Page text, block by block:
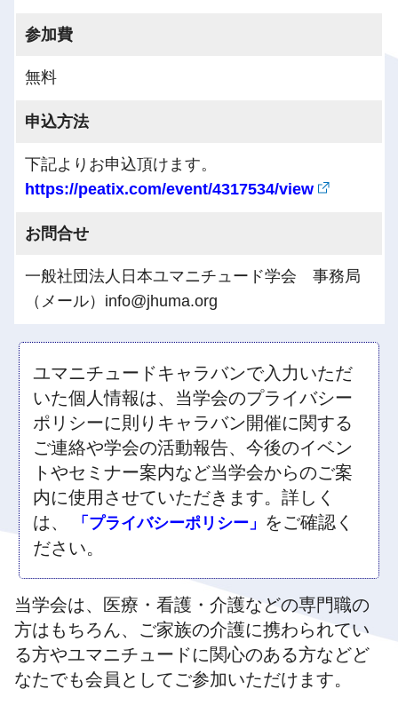
参加費
無料
申込方法
下記よりお申込頂けます。
https://peatix.com/event/4317534/view
お問合せ
一般社団法人日本ユマニチュード学会 事務局
（メール）info@jhuma.org
ユマニチュードキャラバンで入力いただ
いた個人情報は、当学会のプライバシー
ポリシーに則りキャラバン開催に関する
ご連絡や学会の活動報告、今後のイベン
トやセミナー案内など当学会からのご案
内に使用させていただきます。詳しく
は、
「プライバシーポリシー」 をご確認く
ださい。
当学会は、医療・看護・介護などの専門職の
方はもちろん、ご家族の介護に携わられてい
る方やユマニチュードに関心のある方などど
なたでも会員としてご参加いただけます。